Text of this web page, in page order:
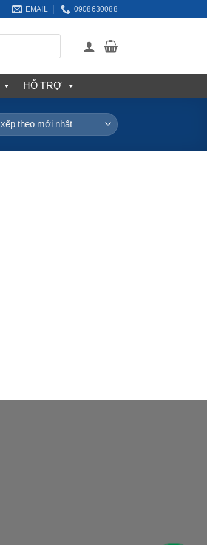
EMAIL 0908630088
HỖ TRỢ